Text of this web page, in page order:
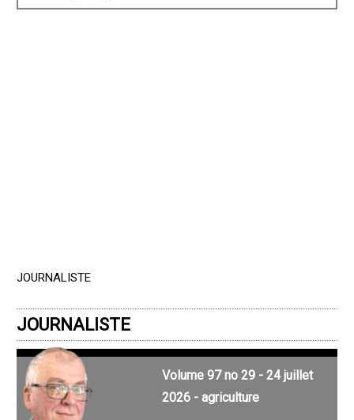
JOURNALISTE
JOURNALISTE
Volume 97 no 29 - 24 juillet
2026 - agriculture